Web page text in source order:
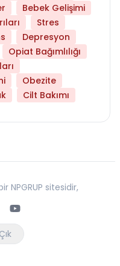
Bebek Gelişimi
Stres
Depresyon
Opiat Bağımlılığı
Obezite
Cilt Bakımı
NPGRUP sitesidir,
Youtube